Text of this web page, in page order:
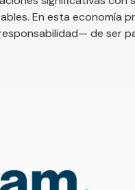
En esta economía
de ser